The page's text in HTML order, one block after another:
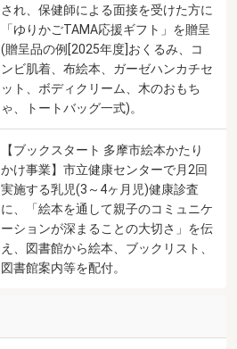
され、保健師による面接を受けた方に
「ゆりかごTAMA応援ギフト」を贈呈
(贈呈品の例[2025年度]おくるみ、コ
ンビ肌着、布絵本、ガーゼハンカチセ
ット、ボディクリーム、木のおもち
ゃ、トートバッグ一式)。
【ブックスタート 多摩市絵本かたり
かけ事業】市立健康センターで月2回
実施する乳児(3～4ヶ月児)健康診査
に、「絵本を通して親子のコミュニケ
ーションが深まることの大切さ」を伝
え、図書館から絵本、ブックリスト、
図書館案内等を配付。